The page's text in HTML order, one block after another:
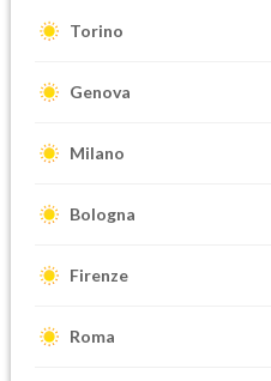
Torino
Genova
Milano
Bologna
Firenze
Roma